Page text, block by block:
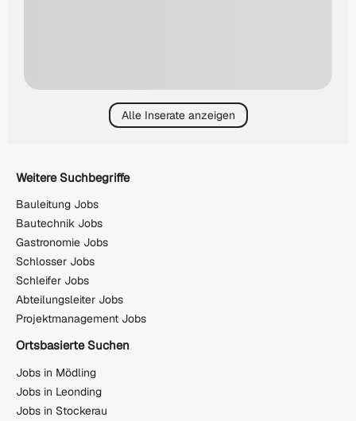
Alle Inserate anzeigen
Weitere Suchbegriffe
Bauleitung Jobs
Bautechnik Jobs
Gastronomie Jobs
Schlosser Jobs
Schleifer Jobs
Abteilungsleiter Jobs
Projektmanagement Jobs
Ortsbasierte Suchen
Jobs in Mödling
Jobs in Leonding
Jobs in Stockerau